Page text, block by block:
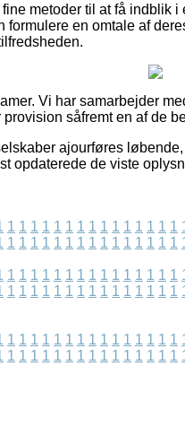
metoder til at få indblik
formulere en omtale af
Vi har samarbejder
såfremt en af de
ajourføres
opdaterede de viste
1 1 1 1 1 1 1 1 1 1 1 1 1 1 1
1 1 1 1 1 1 1 1 1 1 1 1 1 1 1
1 1 1 1 1 1 1 1 1 1 1 1 1 1 1
1 1 1 1 1 1 1 1 1 1 1 1 1 1 1
1 1 1 1 1 1 1 1 1 1 1 1 1 1 1
1 1 1 1 1 1 1 1 1 1 1 1 1 1 1